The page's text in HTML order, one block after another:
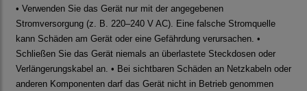
• Verwenden Sie das Gerät nur mit der angegebenen
Stromversorgung (z. B. 220–240 V AC). Eine falsche Stromquelle
kann Schäden am Gerät oder eine Gefährdung verursachen. •
Schließen Sie das Gerät niemals an überlastete Steckdosen oder
Verlängerungskabel an. • Bei sichtbaren Schäden an Netzkabeln oder
anderen Komponenten darf das Gerät nicht in Betrieb genommen